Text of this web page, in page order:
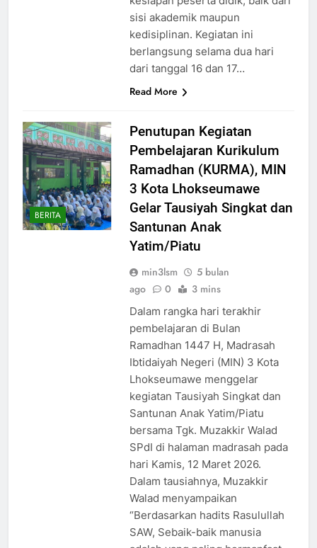
sisi akademik maupun
kedisiplinan. Kegiatan ini
berlangsung selama dua hari
dari tanggal 16 dan 17…
Read More
BERITA
Penutupan Kegiatan
Pembelajaran Kurikulum
Ramadhan (KURMA), MIN
3 Kota Lhokseumawe
Gelar Tausiyah Singkat dan
Santunan Anak
Yatim/Piatu
min3lsm
5 bulan
ago
0 3 mins
Dalam rangka hari terakhir
pembelajaran di Bulan
Ramadhan 1447 H, Madrasah
Ibtidaiyah Negeri (MIN) 3 Kota
Lhokseumawe menggelar
kegiatan Tausiyah Singkat dan
Santunan Anak Yatim/Piatu
bersama Tgk. Muzakkir Walad
SPdI di halaman madrasah pada
hari Kamis, 12 Maret 2026.
Dalam tausiahnya, Muzakkir
Walad menyampaikan
“Berdasarkan hadits Rasulullah
SAW, Sebaik-baik manusia